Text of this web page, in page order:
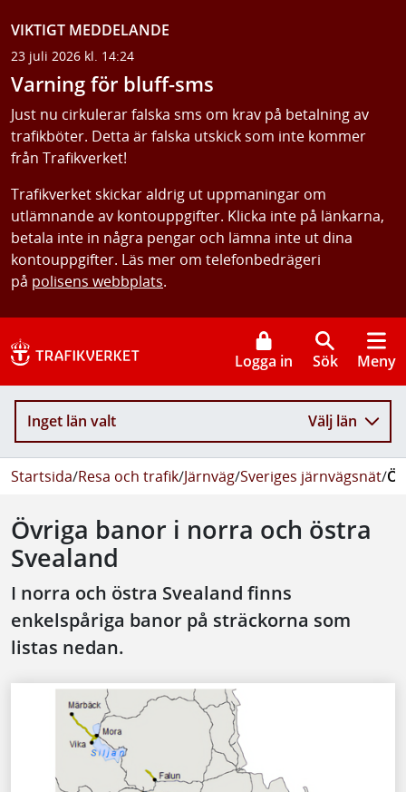
VIKTIGT MEDDELANDE
23 juli 2026 kl. 14:24
Varning för bluff-sms
Just nu cirkulerar falska sms om krav på betalning av
trafikböter. Detta är falska utskick som inte kommer
från Trafikverket!
Trafikverket skickar aldrig ut uppmaningar om
utlämnande av kontouppgifter. Klicka inte på länkarna,
betala inte in några pengar och lämna inte ut dina
kontouppgifter. Läs mer om telefonbedrägeri
på polisens webbplats.
Logga in Sök Meny
Inget län valt Välj län
Startsida/Resa och trafik/Järnväg/Sveriges järnvägsnät/
Övriga banor i norra och östra
Svealand
I norra och östra Svealand finns
enkelspåriga banor på sträckorna som
listas nedan.